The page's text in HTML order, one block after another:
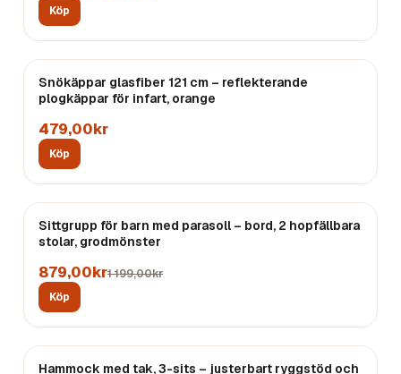
Köp
Snökäppar glasfiber 121 cm – reflekterande
plogkäppar för infart, orange
479,00kr
Köp
REA
Sittgrupp för barn med parasoll – bord, 2 hopfällbara
stolar, grodmönster
879,00kr1 199,00kr
Köp
Hammock med tak, 3-sits – justerbart ryggstöd och